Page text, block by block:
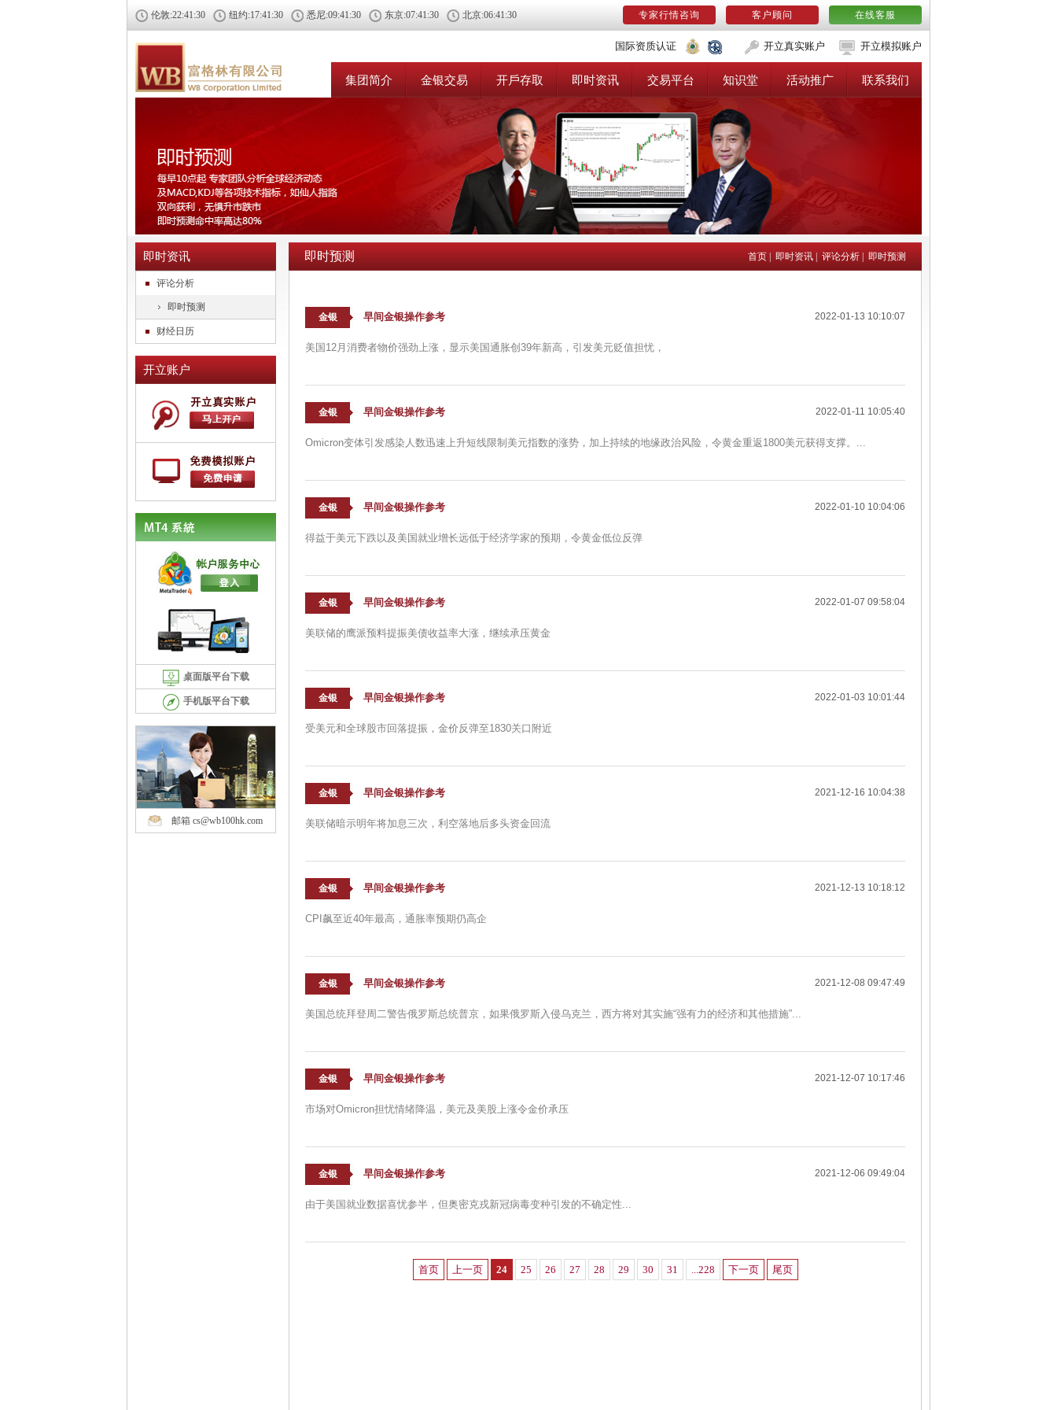
伦敦:22:41:30 纽约:17:41:30 悉尼:09:41:30 东京:07:41:30 北京:06:41:30 专家行情咨询 客户顾问 在线客服
国际资质认证 开立真实账户 开立模拟账户
集团简介 金银交易 开戶存取 即时资讯 交易平台 知识堂 活动推广 联系我们
即时资讯
评论分析
即时预测
财经日历
开立账户
桌面版平台下载
手机版平台下载
邮箱 cs@wb100hk.com
即时预测 首页 即时资讯 评论分析 即时预测
金银 早间金银操作参考 2022-01-13 10:10:07
美国12月消费者物价强劲上涨，显示美国通胀创39年新高，引发美元贬值担忧，
金银 早间金银操作参考 2022-01-11 10:05:40
Omicron变体引发感染人数迅速上升短线限制美元指数的涨势，加上持续的地缘政治风险，令黄金重返1800美元获得支撑。...
金银 早间金银操作参考 2022-01-10 10:04:06
得益于美元下跌以及美国就业增长远低于经济学家的预期，令黄金低位反弹
金银 早间金银操作参考 2022-01-07 09:58:04
美联储的鹰派预料提振美债收益率大涨，继续承压黄金
金银 早间金银操作参考 2022-01-03 10:01:44
受美元和全球股市回落提振，金价反弹至1830关口附近
金银 早间金银操作参考 2021-12-16 10:04:38
美联储暗示明年将加息三次，利空落地后多头资金回流
金银 早间金银操作参考 2021-12-13 10:18:12
CPI飙至近40年最高，通胀率预期仍高企
金银 早间金银操作参考 2021-12-08 09:47:49
美国总统拜登周二警告俄罗斯总统普京，如果俄罗斯入侵乌克兰，西方将对其实施“强有力的经济和其他措施”...
金银 早间金银操作参考 2021-12-07 10:17:46
市场对Omicron担忧情绪降温，美元及美股上涨令金价承压
金银 早间金银操作参考 2021-12-06 09:49:04
由于美国就业数据喜忧参半，但奥密克戎新冠病毒变种引发的不确定性...
首页 上一页 24 25 26 27 28 29 30 31 ...228 下一页 尾页